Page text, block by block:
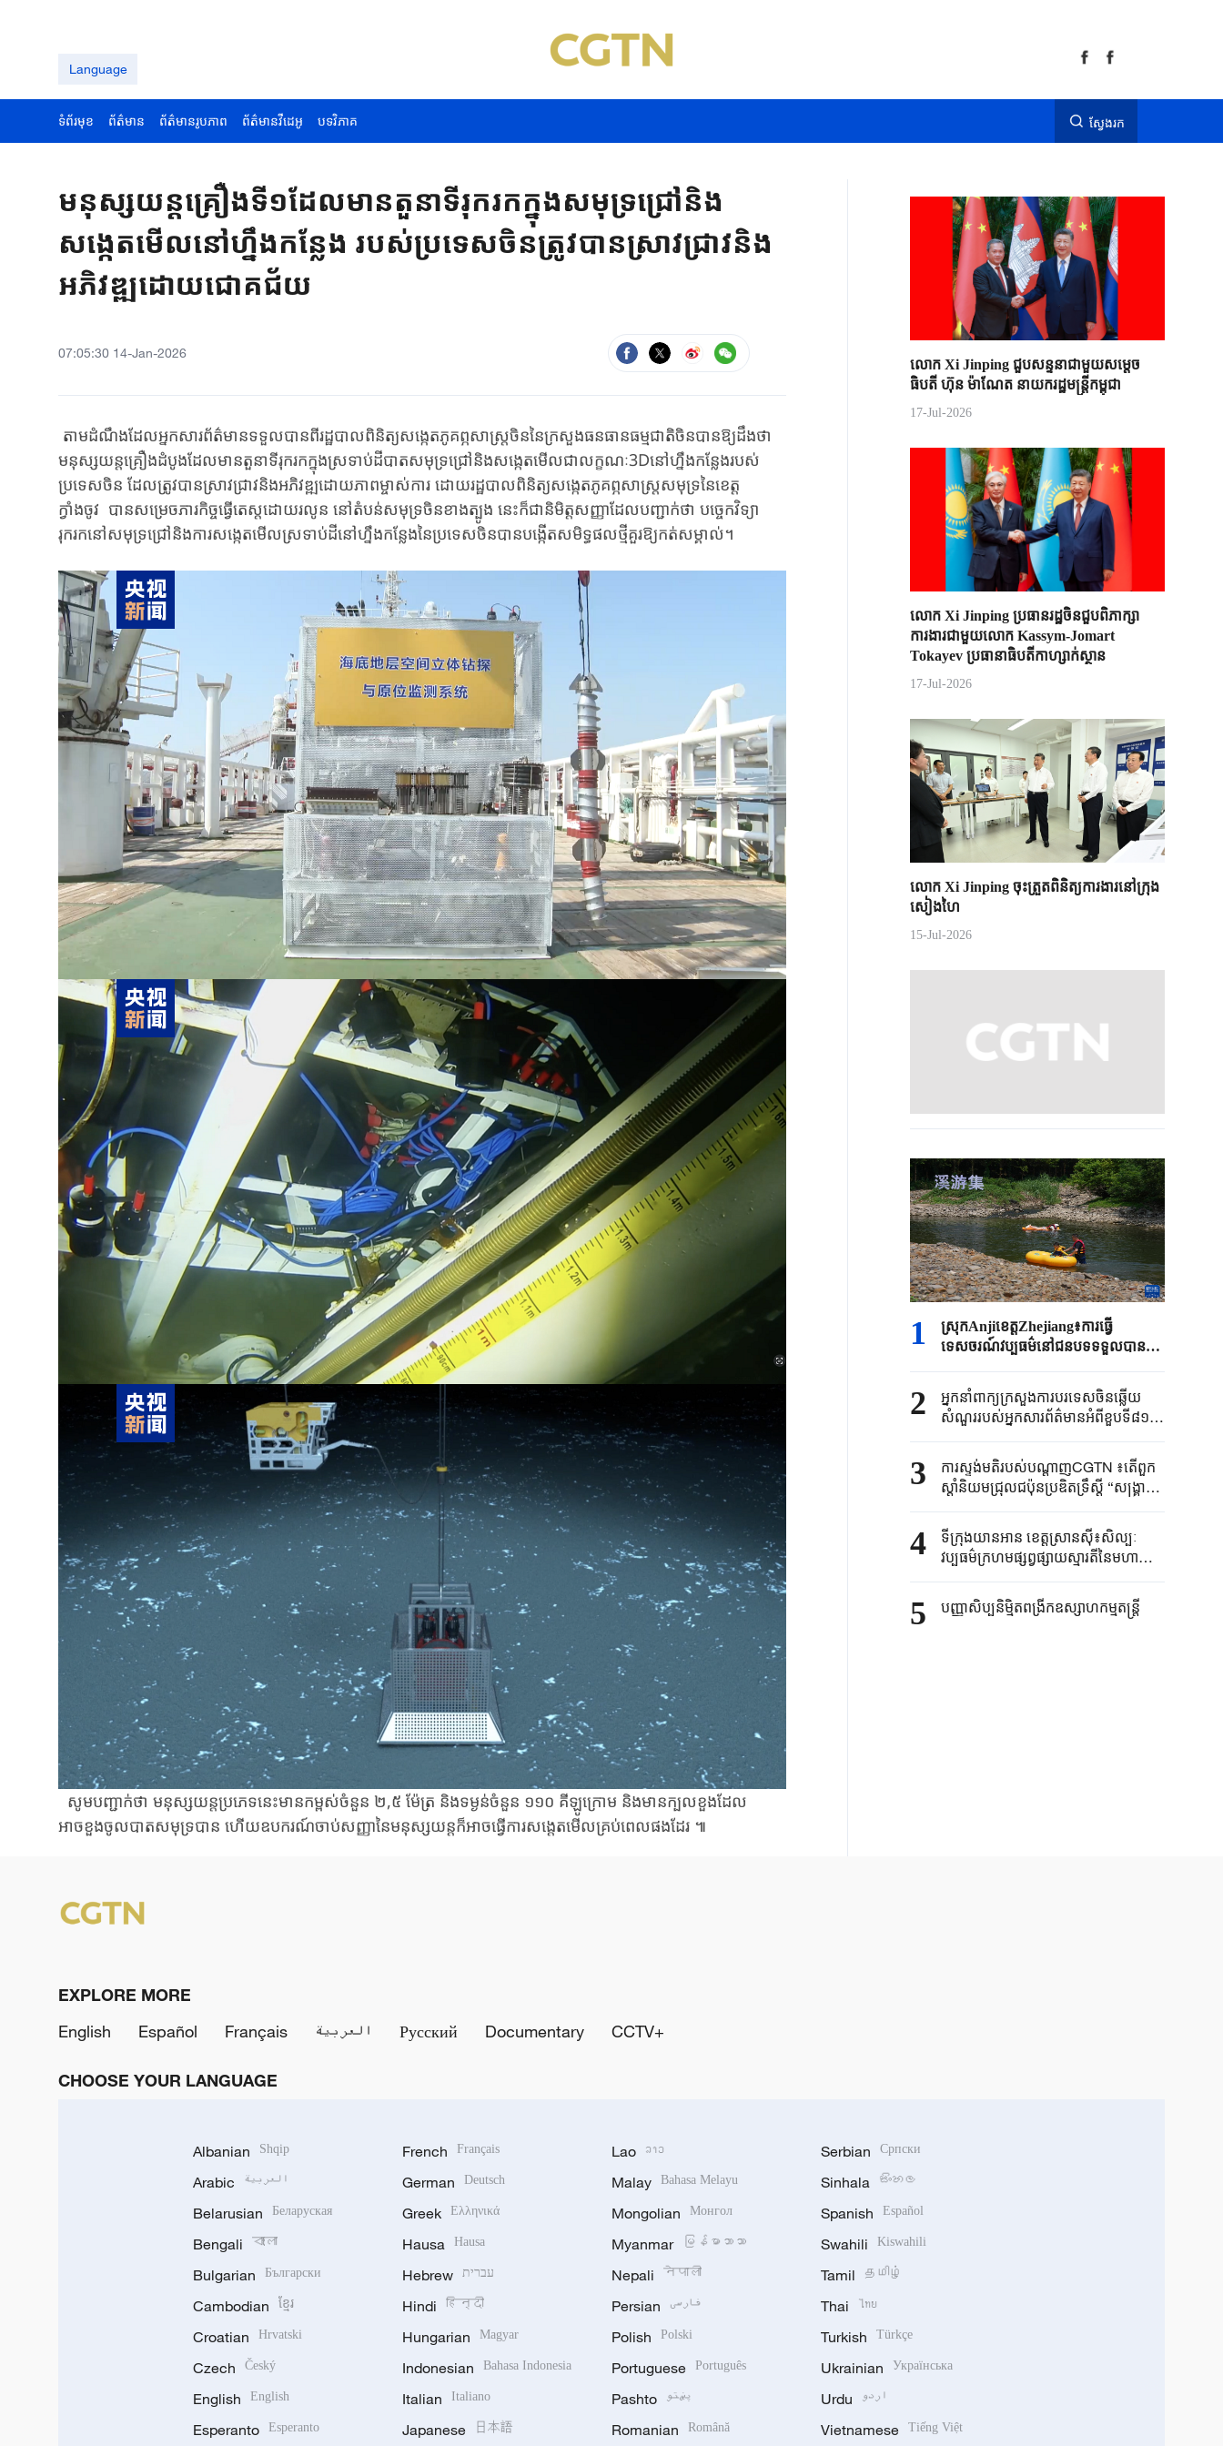
Language
ទំព័រមុខ ព័ត៌មាន ព័ត៌មានរូបភាព ព័ត៌មានវីដេអូ បទវិភាគ ស្វែងរក
មនុស្សយន្តគ្រឿងទី១ដែលមានតួនាទីរុករកក្នុងសមុទ្រជ្រៅនិង
សង្កេតមើលនៅហ្នឹងកន្លែង របស់ប្រទេសចិនត្រូវបានស្រាវជ្រាវនិង
អភិវឌ្ឍដោយជោគជ័យ
07:05:30 14-Jan-2026
​​​​​ តាមដំណឹងដែលអ្នកសារព័ត៌មានទទួលបានពីរដ្ឋបាលពិនិត្យសង្កេតភូគព្ភសាស្ត្រចិននៃក្រសួងធនធានធម្មជាតិចិនបានឱ្យដឹងថា
មនុស្សយន្តគ្រឿងដំបូងដែលមានតួនាទីរុករកក្នុងស្រទាប់ដីបាតសមុទ្រជ្រៅនិងសង្កេតមើលជាលក្ខណៈ3Dនៅហ្នឹងកន្លែងរបស់
ប្រទេសចិន ដែលត្រូវបានស្រាវជ្រាវនិងអភិវឌ្ឍដោយភាពម្ចាស់ការ ដោយរដ្ឋបាលពិនិត្យសង្កេតភូគព្ភសាស្ត្រសមុទ្រនៃខេត្ត
ក្វាំងចូវ បានសម្រេចភារកិច្ចធ្វើតេស្តដោយរលូន នៅតំបន់សមុទ្រចិនខាងត្បូង នេះក៏ជានិមិត្តសញ្ញាដែលបញ្ជាក់ថា បច្ចេកវិទ្យា
រុករកនៅសមុទ្រជ្រៅនិងការសង្កេតមើលស្រទាប់ដីនៅហ្នឹងកន្លែងនៃប្រទេសចិនបានបង្កើតសមិទ្ធផលថ្មីគួរឱ្យកត់សម្គាល់។
សូមបញ្ជាក់ថា​ មនុស្សយន្តប្រភេទនេះមានកម្ពស់ចំនួន ២,៥ ម៉ែត្រ និងទម្ងន់ចំនួន ១១០ គីឡូក្រោម និងមានក្បលខួងដែល
អាចខួងចូលបាតសមុទ្របាន ហើយឧបករណ៍ចាប់សញ្ញានៃមនុស្សយន្តក៏អាចធ្វើការសង្តេតមើលគ្រប់ពេលផងដែរ ៕​
លោក Xi Jinping ជួបសន្ទនាជាមួយសម្តេច
ធិបតី ហ៊ុន ម៉ាណែត នាយករដ្ឋមន្ត្រីកម្ពុជា
17-Jul-2026
លោក Xi Jinping ប្រធានរដ្ឋចិន​ជួបពិភាក្សា​
ការងារជាមួយ​លោក Kassym-Jomart ​
Tokayev ​ប្រធានាធិបតី​កាហ្សាក់ស្ថាន​
17-Jul-2026
លោក Xi Jinping ចុះត្រួតពិនិត្យការងារនៅក្រុង
សៀងហៃ
15-Jul-2026
1
ស្រុកAnjiខេត្តZhejiang៖ការធ្វើ
ទេសចរណ៍វប្បធម៌នៅជនបទទទួលបានការ
2
អ្នកនាំពាក្យ​ក្រសួងការបរទេស​ចិនឆ្លើយ
សំណួរ​របស់​អ្នកសារព័ត៌មាន​អំពីខួប​ទី៨១នៃ​
ករណី​បំផ្ទុះនុយក្លេអ៊ែរ​នៅក្រុង ​
Hiroshima ​
3
ការស្ទង់មតិរបស់បណ្តាញCGTN ៖តើពួក
ស្តាំនិយមជ្រុលជប៉ុនប្រឌិតទ្រឹស្តី “សង្គ្រាម
នាំមកនូវភាពធូរធារ” គឺចង់បោកបញ្ឆោត
អ្នកណា ?
4
ទីក្រុង​យានអាន ​ខេត្តស្រានស៊ី៖​សិល្បៈ
វប្បធម៌ក្រហម​ផ្សព្វផ្សាយស្មារតីនៃ​មហា
ដំណើរ​ថ្មើរជើង​
5 បញ្ញាសិប្បនិម្មិត​ពង្រីក​​ឧស្សាហកម្ម​តន្ត្រី​
EXPLORE MORE
English
Español Français العربية Русский Documentary CCTV+
CHOOSE YOUR LANGUAGE
Albanian Shqip
Arabic العربية
Belarusian Беларуская
Bengali বাংলা
Bulgarian Български
Cambodian ខ្មែរ
Croatian Hrvatski
Czech Český
English English
Esperanto Esperanto
French Français
German Deutsch
Greek Ελληνικά
Hausa Hausa
Hebrew עברית
Hindi हिन्दी
Hungarian Magyar
Indonesian Bahasa Indonesia
Italian Italiano
Japanese 日本語
Lao ລາວ
Malay Bahasa Melayu
Mongolian Монгол
Myanmar မြန်မာဘာသာ
Nepali नेपाली
Persian فارسی
Polish Polski
Portuguese Português
Pashto پښتو
Romanian Română
Serbian Српски
Sinhala සිංහල
Spanish Español
Swahili Kiswahili
Tamil தமிழ்
Thai ไทย
Turkish Türkçe
Ukrainian Українська
Urdu اردو
Vietnamese Tiếng Việt